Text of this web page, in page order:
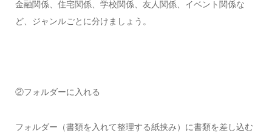
金融関係、住宅関係、学校関係、友人関係、イベント関係な
ど、ジャンルごとに分けましょう。
②フォルダーに入れる
フォルダー（書類を入れて整理する紙挟み）に書類を差し込む